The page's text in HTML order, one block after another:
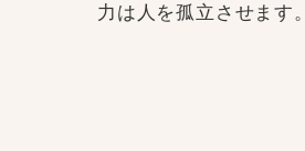
力は人を孤立させます。